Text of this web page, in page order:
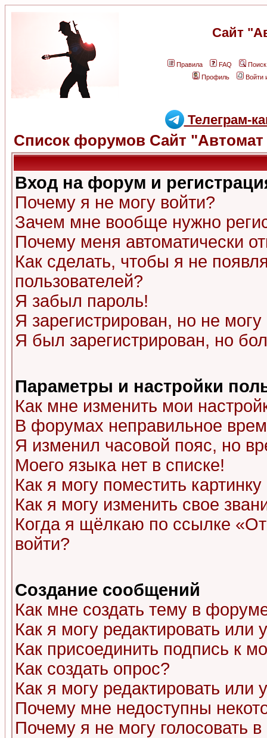
Сайт
Правила FAQ
Поиск
Профиль
Войти
Телеграм-
Список форумов Сайт "Автомат
Вход на форум и
Почему я не могу войти?
Зачем мне вообще нужно
Почему меня автоматически
Как сделать, чтобы я не
пользователей?
Я забыл пароль!
Я зарегистрирован, но не могу
Я был зарегистрирован, но
Параметры и настройки
Как мне изменить мои
В форумах неправильное
Я изменил часовой пояс, но
Моего языка нет в списке!
Как я могу поместить
Как я могу изменить свое
Когда я щёлкаю по ссылке
войти?
Создание сообщений
Как мне создать тему в
Как я могу редактировать или
Как присоединить подпись к
Как создать опрос?
Как я могу редактировать или
Почему мне недоступны
Почему я не могу голосовать